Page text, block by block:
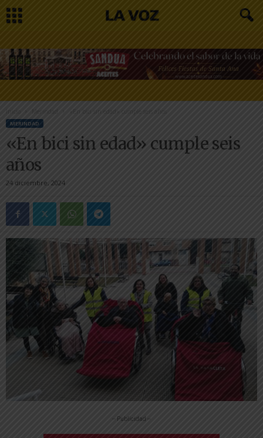
Inicio «En bici sin edad» cumple seis años
MERINDAD
«En bici sin edad» cumple seis
años
24 diciembre, 2024
-- Publicidad --